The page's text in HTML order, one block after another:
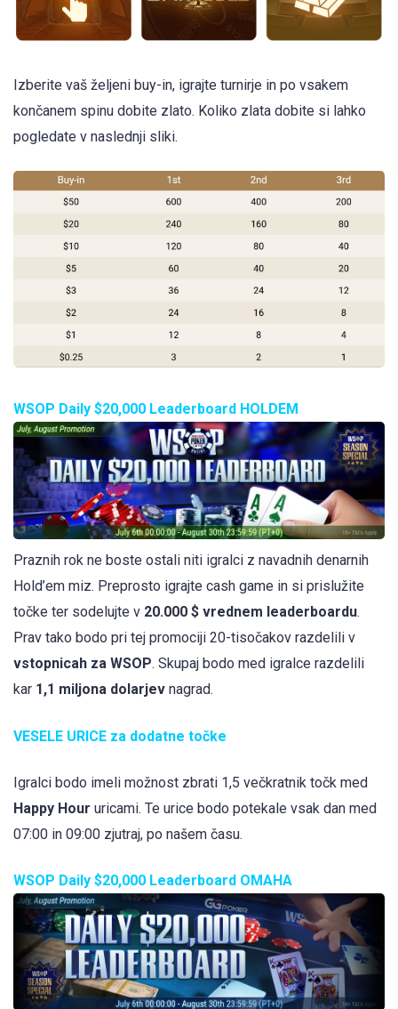
Izberite vaš željeni buy-in, igrajte turnirje in po vsakem
končanem spinu dobite zlato. Koliko zlata dobite si lahko
pogledate v naslednji sliki.
WSOP Daily $20,000 Leaderboard HOLDEM
Praznih rok ne boste ostali niti igralci z navadnih denarnih
Hold’em miz. Preprosto igrajte cash game in si prislužite
točke ter sodelujte v 20.000 $ vrednem leaderboardu.
Prav tako bodo pri tej promociji 20-tisočakov razdelili v
vstopnicah za WSOP. Skupaj bodo med igralce razdelili
kar 1,1 miljona dolarjev nagrad.
VESELE URICE za dodatne točke
Igralci bodo imeli možnost zbrati 1,5 večkratnik točk med
Happy Hour uricami. Te urice bodo potekale vsak dan med
07:00 in 09:00 zjutraj, po našem času.
WSOP Daily $20,000 Leaderboard OMAHA